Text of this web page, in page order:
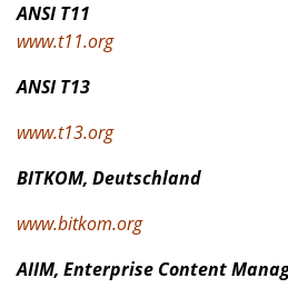
ANSI T11
www.t11.org
ANSI T13
www.t13.org
BITKOM, Deutschland
www.bitkom.org
AIIM, Enterprise Content